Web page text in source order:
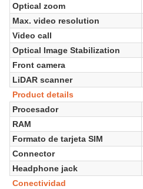
Optical zoom
Max. video resolution
Video call
Optical Image Stabilization
Front camera
LiDAR scanner
Product details
Procesador
RAM
Formato de tarjeta SIM
Connector
Headphone jack
Conectividad